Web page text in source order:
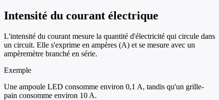
Intensité du courant électrique
L'intensité du courant mesure la quantité d'électricité qui circule dans
un circuit. Elle s'exprime en ampères (A) et se mesure avec un
ampèremètre branché en série.
Exemple
Une ampoule LED consomme environ 0,1 A, tandis qu'un grille-
pain consomme environ 10 A.